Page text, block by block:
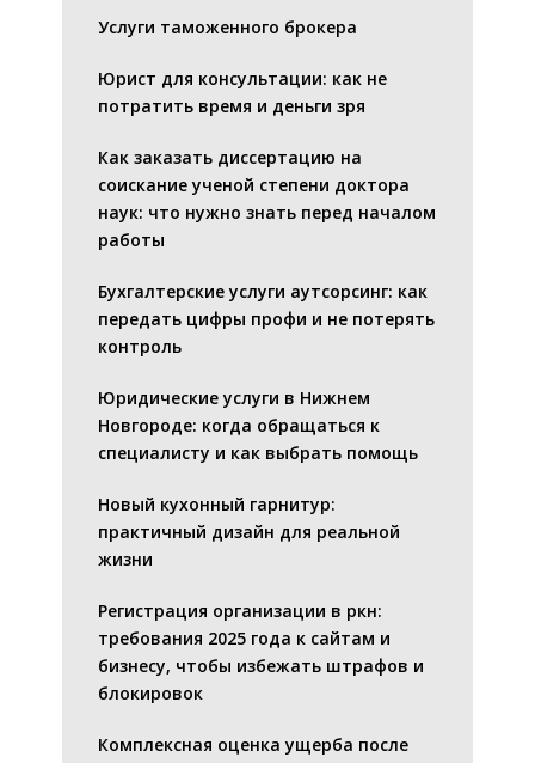
Услуги таможенного брокера
Юрист для консультации: как не
потратить время и деньги зря
Как заказать диссертацию на
соискание ученой степени доктора
наук: что нужно знать перед началом
работы
Бухгалтерские услуги аутсорсинг: как
передать цифры профи и не потерять
контроль
Юридические услуги в Нижнем
Новгороде: когда обращаться к
специалисту и как выбрать помощь
Новый кухонный гарнитур:
практичный дизайн для реальной
жизни
Регистрация организации в ркн:
требования 2025 года к сайтам и
бизнесу, чтобы избежать штрафов и
блокировок
Комплексная оценка ущерба после